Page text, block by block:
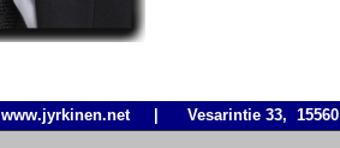
www.jyrkinen.net| Vesarintie 33,